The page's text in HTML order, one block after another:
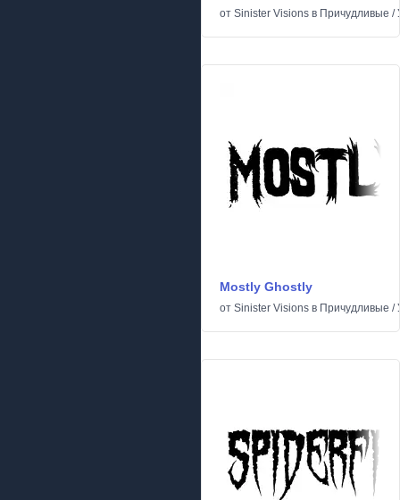
от Sinister Visions в Причудливые /
Mostly Ghostly
от Sinister Visions в Причудливые /